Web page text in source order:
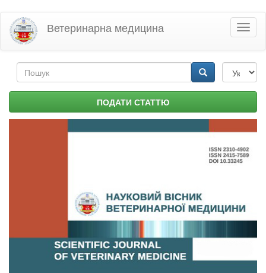
Перейти
основного
матеріалу
Ветеринарна медицина
Пошукова
форма ПОДАТИ СТАТТЮ